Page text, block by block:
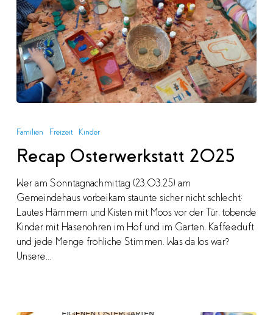
Familien Freizeit Kinder
Recap Osterwerkstatt 2025
Wer am Sonntagnachmittag (23.03.25) am
Gemeindehaus vorbeikam staunte sicher nicht schlecht:
Lautes Hämmern und Kisten mit Moos vor der Tür, tobende
Kinder mit Hasenohren im Hof und im Garten, Kaffeeduft
und jede Menge fröhliche Stimmen. Was da los war?
Unsere…